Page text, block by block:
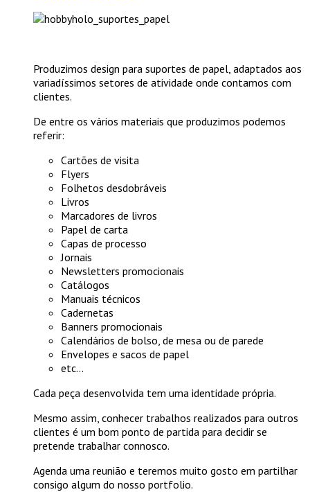
Produzimos design para suportes de papel, adaptados aos
variadíssimos setores de atividade onde contamos com
clientes.
De entre os vários materiais que produzimos podemos
referir:
Cartões de visita
Flyers
Folhetos desdobráveis
Livros
Marcadores de livros
Papel de carta
Capas de processo
Jornais
Newsletters promocionais
Catálogos
Manuais técnicos
Cadernetas
Banners promocionais
Calendários de bolso, de mesa ou de parede
Envelopes e sacos de papel
etc...
Cada peça desenvolvida tem uma identidade própria.
Mesmo assim, conhecer trabalhos realizados para outros
clientes é um bom ponto de partida para decidir se
pretende trabalhar connosco.
Agenda uma reunião e teremos muito gosto em partilhar
consigo algum do nosso portfolio.